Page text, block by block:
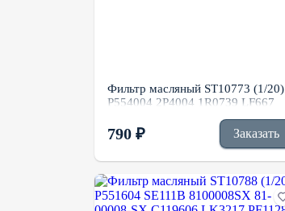
Фильтр масляный ST10773 (1/20)
P554004 2P4004 1R0739 LF667
790 ₽ Заказать